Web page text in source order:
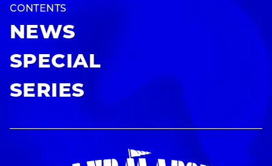
CONTENTS
NEWS
SPECIAL
SERIES